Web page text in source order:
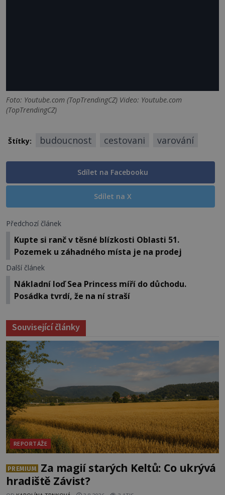
Foto: Youtube.com (TopTrendingCZ) Video: Youtube.com
(TopTrendingCZ)
Štítky: budoucnost cestovani varování
Sdílet na Facebooku
Sdílet na X
Předchozí článek
Kupte si ranč v těsné blízkosti Oblasti 51.
Pozemek u záhadného místa je na prodej
Další článek
Nákladní loď Sea Princess míří do důchodu.
Posádka tvrdí, že na ní straší
Související články
REPORTÁŽE
PREMIUM
Za magií starých Keltů: Co ukrývá
hradiště Závist?